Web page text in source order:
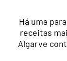
Há uma
receitas
Algarve